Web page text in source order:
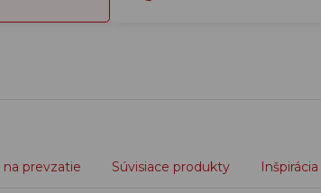
na prevzatie Súvisiace produkty